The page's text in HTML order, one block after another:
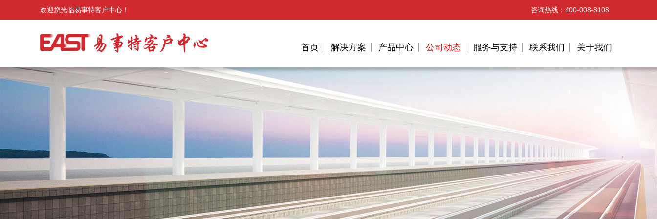
欢迎您光临易事特客户中心！ 咨询热线： 400-008-8108
首页 解决方案 产品中心 公司动态 服务与支持 联系我们 关于我们